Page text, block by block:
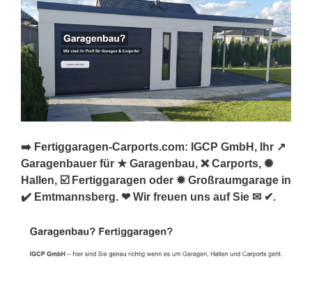
➡️ Fertiggaragen-Carports.com: IGCP GmbH, Ihr ↗️
Garagenbauer für ★ Garagenbau, ❌ Carports, ✺
Hallen, ☑️ Fertiggaragen oder ✹ Großraumgarage in
✔️ Emtmannsberg. ❤ Wir freuen uns auf Sie ✉ ✔.